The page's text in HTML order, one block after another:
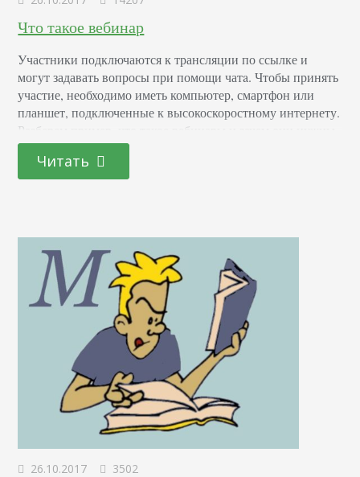
Что такое вебинар
Участники подключаются к трансляции по ссылке и
могут задавать вопросы при помощи чатa. Чтобы принять
участие, необходимо иметь компьютер, смартфон или
планшет, подключенные к высокоскоростному интернету.
Разберем пример, что такое вебинары и зачем они нужны.
Компания «Аллоком» – продает мобильные телефоны и
все для них в 9 магазинах, работающих в крупных
городах Республики Коми. В отрасли, где новинки
Читать
26.10.2017 3502